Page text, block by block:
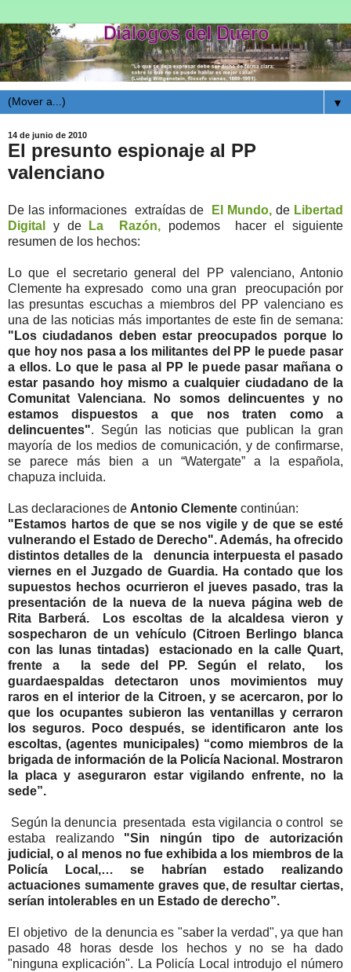
▼
14 de junio de 2010
El presunto espionaje al PP
valenciano
De las informaciones extraídas de El Mundo, de Libertad
Digital
y de La Razón, podemos hacer el siguiente
resumen de los hechos:
Lo que el secretario general del PP valenciano, Antonio
Clemente ha expresado como una gran preocupación por
las presuntas escuchas a miembros del PP valenciano es
una de las noticias más importantes de este fin de semana:
"Los ciudadanos deben estar preocupados porque lo
que hoy nos pasa a los militantes del PP le puede pasar
a ellos. Lo que le pasa al PP le puede pasar mañana o
estar pasando hoy mismo a cualquier ciudadano de la
Comunitat Valenciana. No somos delincuentes y no
estamos dispuestos a que nos traten como a
delincuentes". Según las noticias que publican la gran
mayoría de los medios de comunicación, y de confirmarse,
se parece más bien a un “Watergate” a la española,
chapuza incluida.
Las declaraciones de Antonio Clemente continúan:
"Estamos hartos de que se nos vigile y de que se esté
vulnerando el Estado de Derecho". Además, ha ofrecido
distintos detalles de la denuncia interpuesta el pasado
viernes en el Juzgado de Guardia. Ha contado que los
supuestos hechos ocurrieron el jueves pasado, tras la
presentación de la nueva de la nueva página web de
Rita Barberá. Los escoltas de la alcaldesa vieron y
sospecharon de un vehículo (Citroen Berlingo blanca
con las lunas tintadas) estacionado en la calle Quart,
frente a la sede del PP. Según el relato, los
guardaespaldas detectaron unos movimientos muy
raros en el interior de la Citroen, y se acercaron, por lo
que los ocupantes subieron las ventanillas y cerraron
los seguros. Poco después, se identificaron ante los
escoltas, (agentes municipales) “como miembros de la
brigada de información de la Policía Nacional. Mostraron
la placa y aseguraron estar vigilando enfrente, no la
sede”.
Según la denuncia presentada esta vigilancia o control se
estaba realizando "Sin ningún tipo de autorización
judicial, o al menos no fue exhibida a los miembros de la
Policía Local,… se habrían estado realizando
actuaciones sumamente graves que, de resultar ciertas,
serían intolerables en un Estado de derecho”.
El objetivo de la denuncia es "saber la verdad", ya que han
pasado 48 horas desde los hechos y no se ha dado
"ninguna explicación". La Policía Local introdujo el número